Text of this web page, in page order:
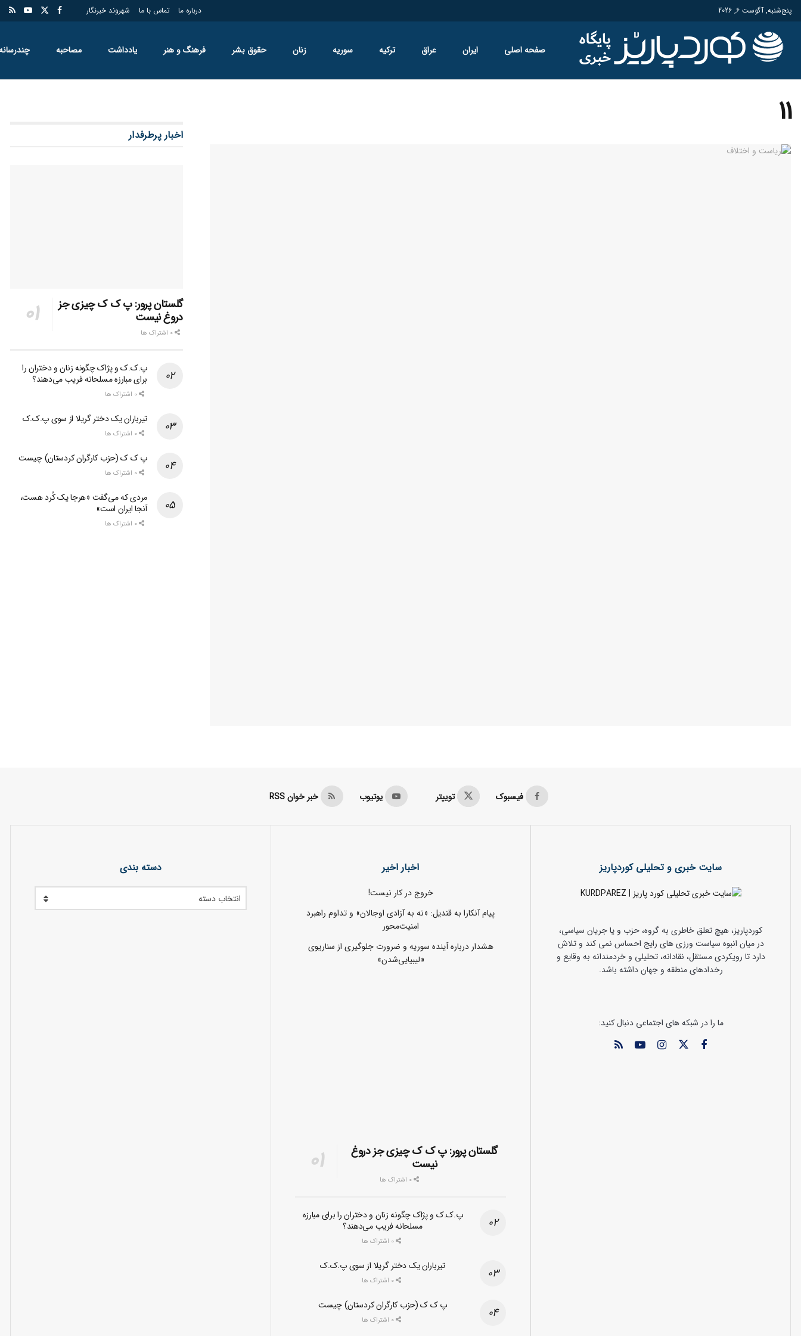
پنج‌شنبه, آگوست 6, 2026 درباره ما تماس با ما شهروند خبرنگار
صفحه اصلی ایران عراق ترکیه سوریه زنان حقوق بشر فرهنگ و هنر یادداشت مصاحبه
11
اخبار پرطرفدار
گلستان پرور: پ ک ک چیزی جز
دروغ نیست
پ.ک.ک و پژاک چگونه زنان و دختران را
برای مبارزه مسلحانه فریب می‌دهند؟
تیرباران یک دختر گریلا از سوی پ.ک.ک
پ ک ک (حزب کارگران کردستان) چیست
مردی که می‌گفت «هرجا یک کُرد هست،
آنجا ایران است»
فیسبوک توییتر یوتیوب خبر خوان RSS
سایت خبری و تحلیلی کوردپاریز
کوردپاریز، هیچ تعلق خاطری به گروه، حزب و یا جریان سیاسی،
در میان انبوه سیاست ورزی های رایج احساس نمی کند و تلاش
دارد تا رویکردی مستقل، نقادانه، تحلیلی و خردمندانه به وقایع و
رخدادهای منطقه و جهان داشته باشد.
ما را در شبکه های اجتماعی دنبال کنید:
اخبار اخیر
خروج در کار نیست!
پیام آنکارا به قندیل: «نه به آزادی اوجالان» و تداوم راهبرد
امنیت‌محور
هشدار درباره آینده سوریه و ضرورت جلوگیری از سناریوی
«لیبیایی‌شدن»
گلستان پرور: پ ک ک چیزی جز دروغ
نیست
0 اشتراک ها
پ.ک.ک و پژاک چگونه زنان و دختران را برای مبارزه
مسلحانه فریب می‌دهند؟
0 اشتراک ها
تیرباران یک دختر گریلا از سوی پ.ک.ک
0 اشتراک ها
پ ک ک (حزب کارگران کردستان) چیست
0 اشتراک ها
دسته بندی
انتخاب دسته